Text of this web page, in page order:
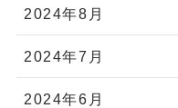
2024年8月
2024年7月
2024年6月